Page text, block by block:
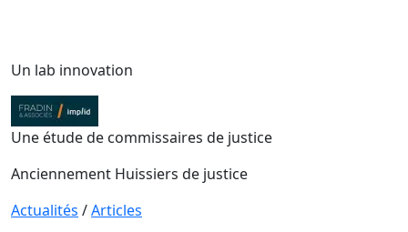
Un lab innovation
Une étude de commissaires de justice
Anciennement Huissiers de justice
Actualités /Articles